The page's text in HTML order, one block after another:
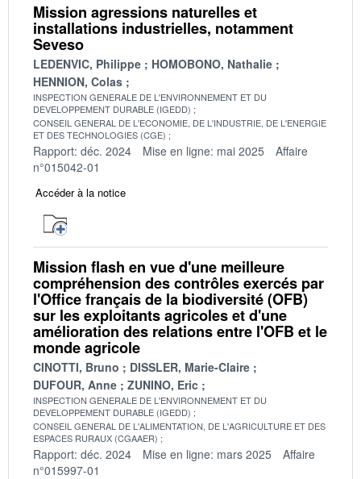
Mission agressions naturelles et
installations industrielles, notamment
Seveso
LEDENVIC, Philippe
HOMOBONO, Nathalie
HENNION, Colas
INSPECTION GENERALE DE L'ENVIRONNEMENT ET DU
DEVELOPPEMENT DURABLE (IGEDD)
CONSEIL GENERAL DE L'ECONOMIE, DE L'INDUSTRIE, DE L'ENERGIE
ET DES TECHNOLOGIES (CGE)
Rapport: déc. 2024 Mise en ligne: mai 2025
Affaire
n°015042-01
Accéder à la notice
Mission flash en vue d'une meilleure
compréhension des contrôles exercés par
l'Office français de la biodiversité (OFB)
sur les exploitants agricoles et d'une
amélioration des relations entre l'OFB et le
monde agricole
CINOTTI, Bruno
DISSLER, Marie-Claire
DUFOUR, Anne
ZUNINO, Eric
INSPECTION GENERALE DE L'ENVIRONNEMENT ET DU
DEVELOPPEMENT DURABLE (IGEDD)
CONSEIL GENERAL DE L'ALIMENTATION, DE L'AGRICULTURE ET DES
ESPACES RURAUX (CGAAER)
Rapport: déc. 2024 Mise en ligne: mars 2025
Affaire
n°015997-01